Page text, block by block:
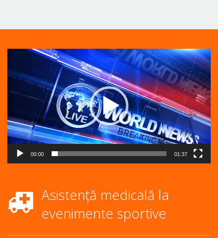
Player
video
00:00 01:37
Asistență medicală la
evenimente sportive